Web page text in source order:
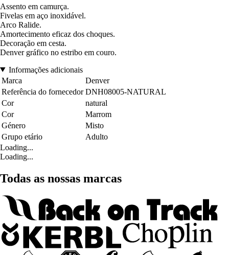
Assento em camurça.
Fivelas em aço inoxidável.
Arco Ralide.
Amortecimento eficaz dos choques.
Decoração em cesta.
Denver gráfico no estribo em couro.
Informações adicionais
Marca
Denver
Referência do fornecedor DNH08005-NATURAL
Cor
natural
Cor
Marrom
Género
Misto
Grupo etário
Adulto
Loading...
Loading...
Todas as nossas marcas